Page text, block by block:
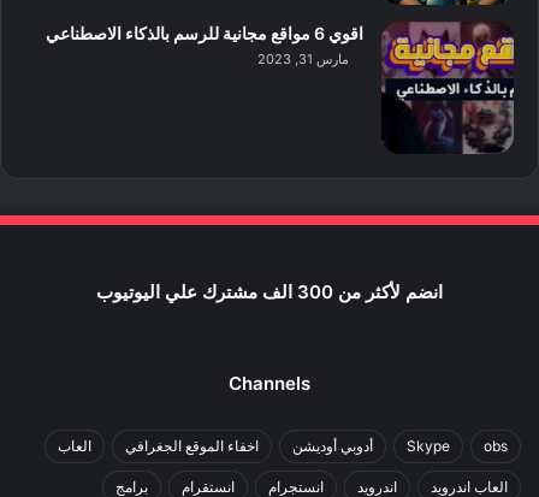
اقوي 6 مواقع مجانية للرسم بالذكاء الاصطناعي
مارس 31, 2023
انضم لأكثر من 300 الف مشترك علي اليوتيوب
Channels
obs
Skype أدوبي أوديشن اخفاء الموقع الجغرافي العاب
العاب اندرويد اندرويد انستجرام انستقرام برامج